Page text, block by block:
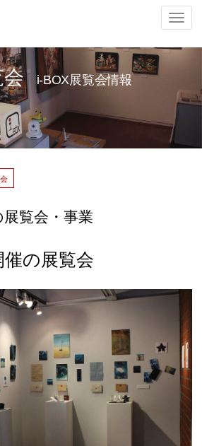
ナ
ビ
シ
ョ
i-BOX展覧会情報
覧会・事業
の展覧会